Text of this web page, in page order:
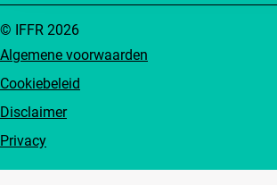
Algemene voorwaarden
Cookiebeleid
Disclaimer
Privacy
© IFFR 2026